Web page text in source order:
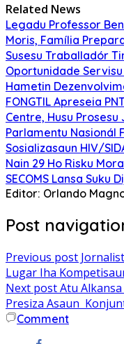
Related News
Legadu Professor
Moris, Família
Susesu Traballadór
Oportunidade
Hametin
FONGTIL Apreseia
Centre, Husu
Parlamentu Nasionál
Sosializasaun HIV/
Nain 29 Ho Risku
SECOMS Lansa Suku
Editor: Orlando
Post
Previous post
Lugar Iha
Next postAtu
Presiza Asaun
Comment